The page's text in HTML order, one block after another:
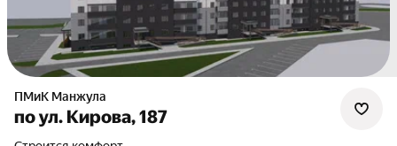
ПМиК Манжула
по ул. Кирова, 187